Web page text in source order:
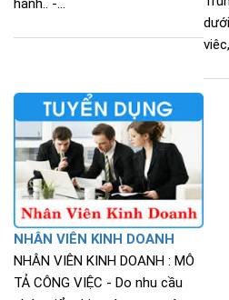
hành.. -...
NHÂN VIÊN KINH DOANH
NHÂN VIÊN KINH DOANH : MÔ
TẢ CÔNG VIỆC - Do nhu cầu